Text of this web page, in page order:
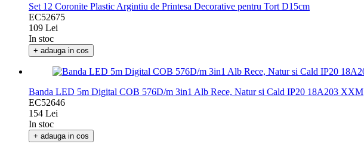
Set 12 Coronite Plastic Argintiu de Printesa Decorative pentru Tort D15cm
EC52675
109 Lei
In stoc
+ adauga in cos
Banda LED 5m Digital COB 576D/m 3in1 Alb Rece, Natur si Cald IP20 18A203 XXM
EC52646
154 Lei
In stoc
+ adauga in cos